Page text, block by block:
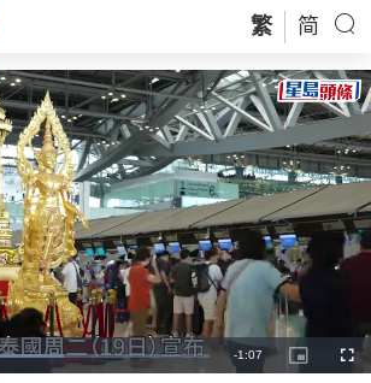
繁 简
Loaded:
46.05%
Remaining
-1:07
Picture-
in-